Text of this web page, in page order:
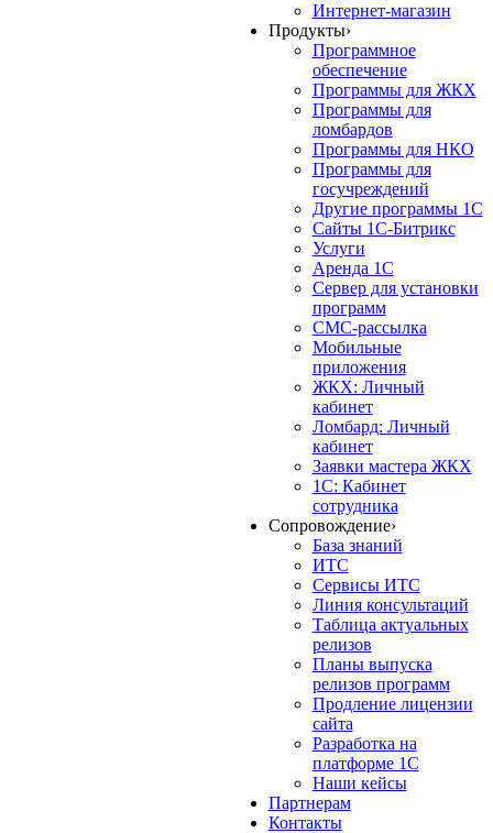
Интернет-магазин
Продукты›
Программное
обеспечение
Программы для ЖКХ
Программы для
ломбардов
Программы для НКО
Программы для
госучреждений
Другие программы 1С
Сайты 1С-Битрикс
Услуги
Аренда 1С
Сервер для установки
программ
СМС-рассылка
Мобильные
приложения
ЖКХ: Личный
кабинет
Ломбард: Личный
кабинет
Заявки мастера ЖКХ
1С: Кабинет
сотрудника
Сопровождение›
База знаний
ИТС
Сервисы ИТС
Линия консультаций
Таблица актуальных
релизов
Планы выпуска
релизов программ
Продление лицензии
сайта
Разработка на
платформе 1С
Наши кейсы
Партнерам
Контакты